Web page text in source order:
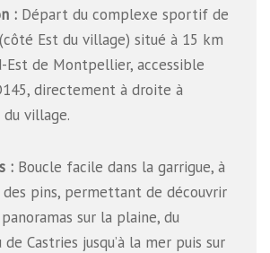
: Départ du complexe sportif de
Est du village) situé à 15 km
Est de Montpellier, accessible
directement à droite à
du village.
: Boucle facile dans la garrigue, à
des pins, permettant de découvrir
sur la plaine, du
de Castries jusqu’à la mer puis sur